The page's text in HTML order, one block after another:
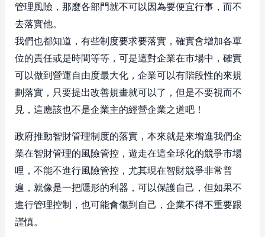
管理風險，那麼各部門就不可以因為要便宜行事，而不
去落實他。
我們也都知道，有些制度要求要落實，確實會增加各單
位的責任或是時間等等，可是這對企業在市場中，確實
可以做到營運自由度最大化，企業可以有階段性的來規
劃落實，只要提出改善規畫就可以了，但是不要視而不
見，這應該也不是企業主的經營企業之道吧！
政府推動智財管理制度的落實，本來就是來增進我們企
業在智財管理的風險管控，遊走在這全球化的競爭市場
哩，不能不進行風險管控，尤其現在智財競爭非常普
遍，就像是一把隱形的利器，可以保護自己，但如果不
進行管理控制，也可能會傷到自己，企業不得不重要跟
謹慎。